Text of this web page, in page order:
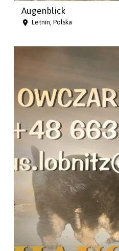
Augenblick
Letnin, Polska